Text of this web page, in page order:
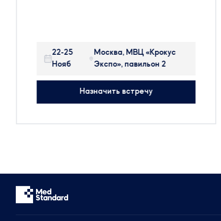
фармацевтических препаратов, БАДов,
препаратов крови и косметики.
На выставке будут присутствовать:
314 участников
25 стран мира
актуальную информацию и провести
консультации по регуляторным вопросам.
22-25
Нояб
Москва, МВЦ «Крокус
Экспо», павильон 2
Назначить встречу